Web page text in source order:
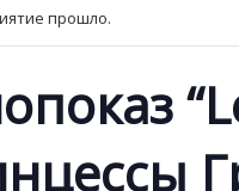
прошло.